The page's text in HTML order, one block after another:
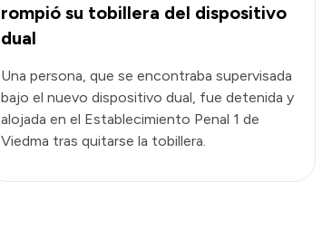
rompió su tobillera del dispositivo
dual
Una persona, que se encontraba supervisada
bajo el nuevo dispositivo dual, fue detenida y
alojada en el Establecimiento Penal 1 de
Viedma tras quitarse la tobillera.